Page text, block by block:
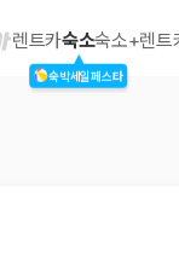
렌트카숙소
숙박세일페스타
숙소+렌트